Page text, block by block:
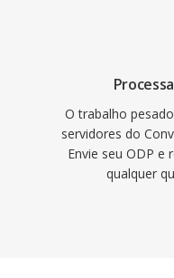
O trabalho
servidores do
Envie seu ODP e
qualquer